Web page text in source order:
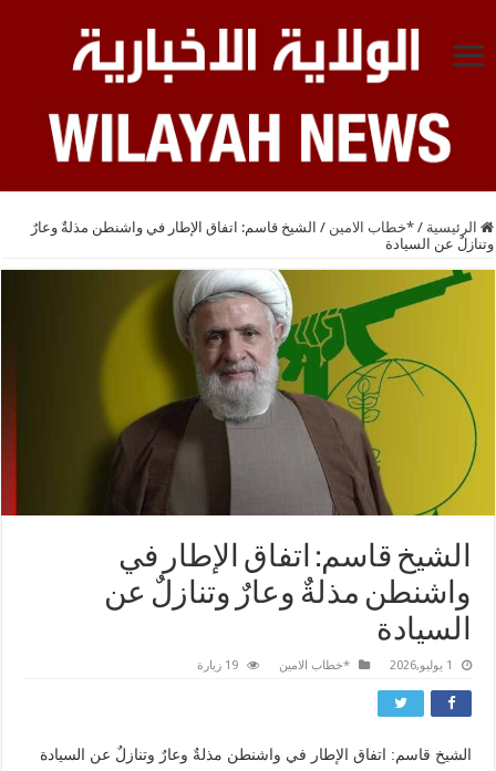
الرئيسية / *خطاب الامين / الشيخ قاسم: اتفاق الإطار في واشنطن مذلةٌ وعارٌ
وتنازلٌ عن السيادة
الشيخ قاسم: اتفاق الإطار في
واشنطن مذلةٌ وعارٌ وتنازلٌ عن
السيادة
1 يوليو,2026 *خطاب الامين 19 زيارة
الشيخ قاسم: اتفاق الإطار في واشنطن مذلةٌ وعارٌ وتنازلٌ عن السيادة